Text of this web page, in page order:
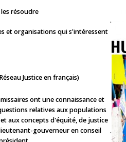
résoudre
et organisations qui s'intéressent
Justice en français)
ont une connaissance et
relatives aux populations
aux concepts d'équité, de justice
gouverneur en conseil
.
.